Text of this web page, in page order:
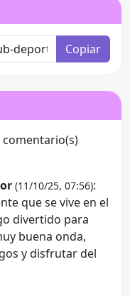
Copiar
comentario(s)
(11/10/25, 07:56):
que se vive en el
divertido para
buena onda,
y disfrutar del